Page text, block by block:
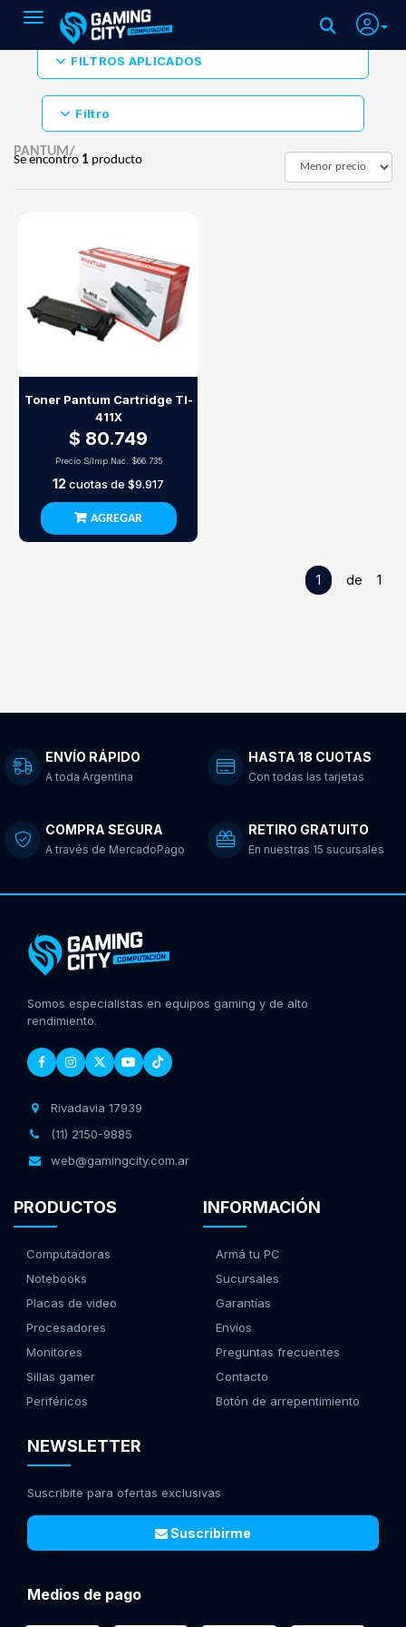
Toggle navigation
FILTROS APLICADOS
Filtro
PANTUM/
Se encontro 1 producto
Toner Pantum Cartridge Tl-
411X
$ 80.749
Precio S/Imp.Nac. $66.735
12cuotas de $9.917
AGREGAR
1 de 1
ENVÍO RÁPIDO
A toda Argentina
HASTA 18 CUOTAS
Con todas las tarjetas
COMPRA SEGURA
A través de MercadoPago
RETIRO GRATUITO
En nuestras 15 sucursales
Somos especialistas en equipos gaming y de alto
rendimiento.
Rivadavia 17939
(11) 2150-9885
web@gamingcity.com.ar
PRODUCTOS
Computadoras
Notebooks
Placas de video
Procesadores
Monitores
Sillas gamer
Periféricos
INFORMACIÓN
Armá tu PC
Sucursales
Garantías
Envíos
Preguntas frecuentes
Contacto
Botón de arrepentimiento
NEWSLETTER
Suscribite para ofertas exclusivas
Suscribirme
Medios de pago